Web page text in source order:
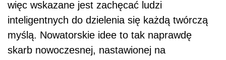
więc wskazane jest zachęcać ludzi
inteligentnych do dzielenia się każdą twórczą
myślą. Nowatorskie idee to tak naprawdę
skarb nowoczesnej, nastawionej na